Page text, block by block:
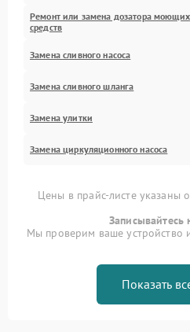
Ремонт или замена дозатора моющих
средств
Замена сливного насоса
Замена сливного шланга
Замена улитки
Замена циркуляционного насоса
Цены в прайс-листе указаны
Записывайтесь
Мы проверим ваше устройство
Показать